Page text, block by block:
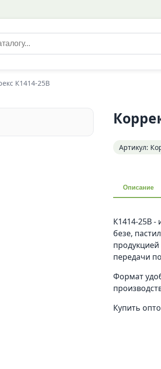
К1414-25В
Артикул:
Описание
К1414-25В -
безе,
передачи
Формат
Купить